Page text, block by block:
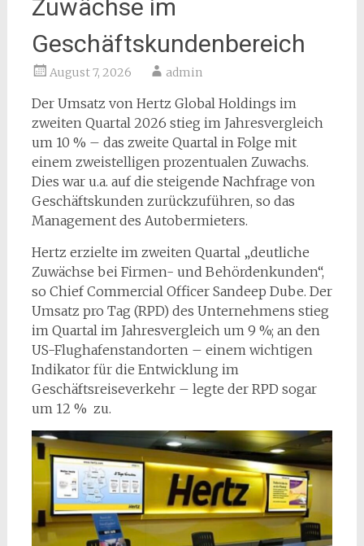
Zuwächse im
Geschäftskundenbereich
August 7, 2026 admin
Der Umsatz von Hertz Global Holdings im
zweiten Quartal 2026 stieg im Jahresvergleich
um 10 % – ​​das zweite Quartal in Folge mit
einem zweistelligen prozentualen Zuwachs.
Dies war u.a. auf die steigende Nachfrage von
Geschäftskunden zurückzuführen, so das
Management des Autobermieters.
Hertz erzielte im zweiten Quartal „deutliche
Zuwächse bei Firmen- und Behördenkunden“,
so Chief Commercial Officer Sandeep Dube. Der
Umsatz pro Tag (RPD) des Unternehmens stieg
im Quartal im Jahresvergleich um 9 %; an den
US-Flughafenstandorten – einem wichtigen
Indikator für die Entwicklung im
Geschäftsreiseverkehr – legte der RPD sogar
um 12 % zu.